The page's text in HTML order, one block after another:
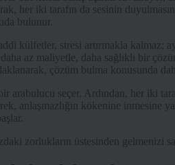
her iki tarafın da sesinin
bulunur.
külfetler, stresi artırmakla kalmaz;
az maliyetle, daha sağlıklı bir
çözüm bulma konusunda
arabulucu seçer. Ardından, her iki
anlaşmazlığın kökenine inmesine
zorlukların üstesinden gelmenizi